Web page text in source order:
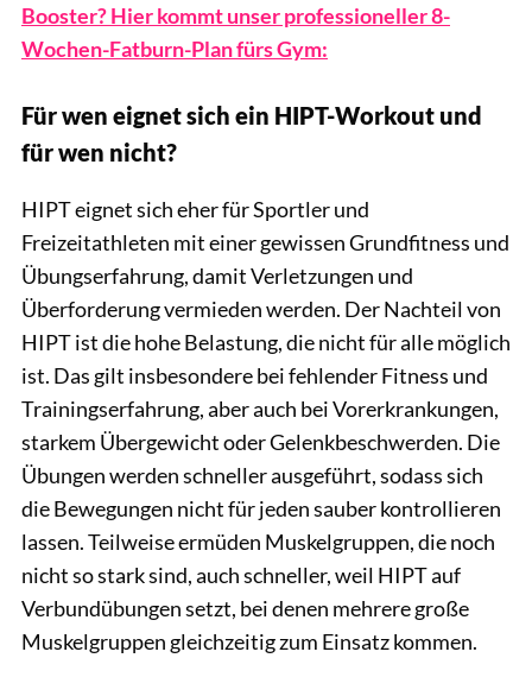
Booster? Hier kommt unser professioneller 8-
Wochen-Fatburn-Plan fürs Gym:
Für wen eignet sich ein HIPT-Workout und
für wen nicht?
HIPT eignet sich eher für Sportler und
Freizeitathleten mit einer gewissen Grundfitness und
Übungserfahrung, damit Verletzungen und
Überforderung vermieden werden. Der Nachteil von
HIPT ist die hohe Belastung, die nicht für alle möglich
ist. Das gilt insbesondere bei fehlender Fitness und
Trainingserfahrung, aber auch bei Vorerkrankungen,
starkem Übergewicht oder Gelenkbeschwerden. Die
Übungen werden schneller ausgeführt, sodass sich
die Bewegungen nicht für jeden sauber kontrollieren
lassen. Teilweise ermüden Muskelgruppen, die noch
nicht so stark sind, auch schneller, weil HIPT auf
Verbundübungen setzt, bei denen mehrere große
Muskelgruppen gleichzeitig zum Einsatz kommen.